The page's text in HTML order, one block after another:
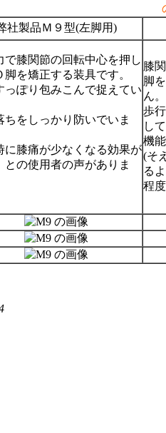
社製品Ｍ９型(左脚用)
で膝関節の回転中心を押し
脚を矯正する装具です。
っぽり包みこんで捉えてい
ちをしっかり防いでいま
に膝痛が少なくなる効果が
との使用者の声がありま
膝
脚
ん。
歩
し
機
(そ
る
程